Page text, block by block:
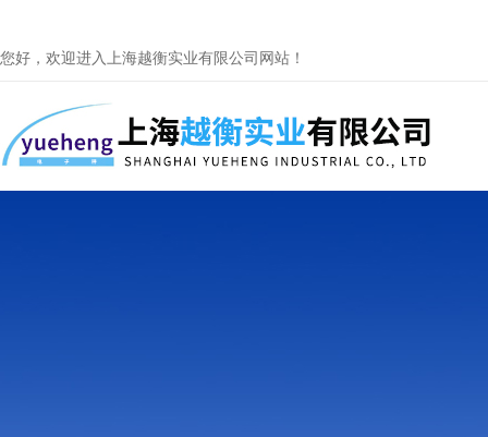
您好，欢迎进入上海越衡实业有限公司网站！